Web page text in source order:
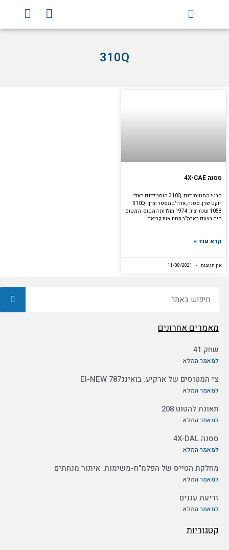
F
a
c
Y
o
u
310Q
ססנה 4X-CAE
פרטי המטוס: דגם: 310Q הוסב לדגם ראלי
רוקט יצרן: ססנה,ארה"ב מספר יצרן: 310Q-
1058 שנת יצור: 1974 תולדות המטוס: המטוס
היה רשום בארה"ב תחת אות קריאה
קרא עוד »
אין תגובות
מאמרים אחרונים
שחק 41
למאמר המלא
צי המטוסים של ארקיע: בואינג787 EI-NEW
למאמר המלא
תאונת להטוט 208
למאמר המלא
ססנה 4X-DAL
למאמר המלא
מחלקת הטייס של הפלמ"ח-משימות: איתור מנחתים
למאמר המלא
זריעת עננים
למאמר המלא
קטגוריות